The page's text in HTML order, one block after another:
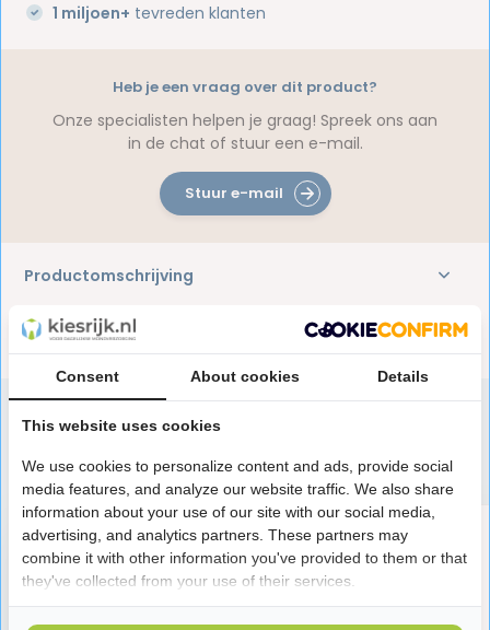
1 miljoen+ tevreden klanten
Productomschrijving
Reviews
Heb je een vraag over dit product?
Onze specialisten helpen je graag! Spreek ons aan
in de chat of stuur een e-mail.
Stuur e-mail
Speciaal aanbevolen voor jou
Consent About cookies Details
This website uses cookies
We use cookies to personalize content and ads, provide social
media features, and analyze our website traffic. We also share
information about your use of our site with our social media,
advertising, and analytics partners. These partners may
combine it with other information you've provided to them or that
they've collected from your use of their services.